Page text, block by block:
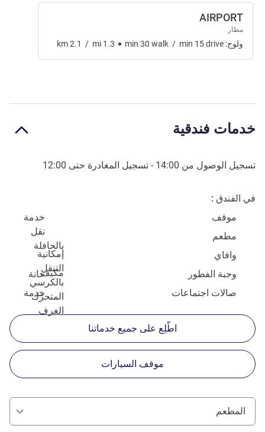
AIRPORT
مطار
ولوج: km2.1 / mi 1.3 min 30 walk / min 15drive
خدمات فندقية
تسجيل الوصول من 14:00 - تسجيل المغادرة حتى 12:00
في الفندق
موقف
خدمة
نقل
بالحافلة
مطعم
إمكانية
التنقل
بالكرسي
المتحرّك
وافاي
مكيف
وجبة الفطور
حانة
صالات اجتماعات
خدمة
الغرف
اطّلِع على جميع خدماتنا
موقف السيارات
المطعم